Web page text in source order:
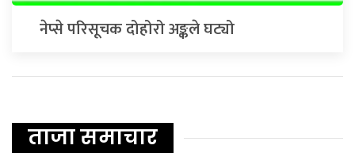
नेप्से परिसूचक दोहोरो अङ्कले घट्यो
ताजा समाचार